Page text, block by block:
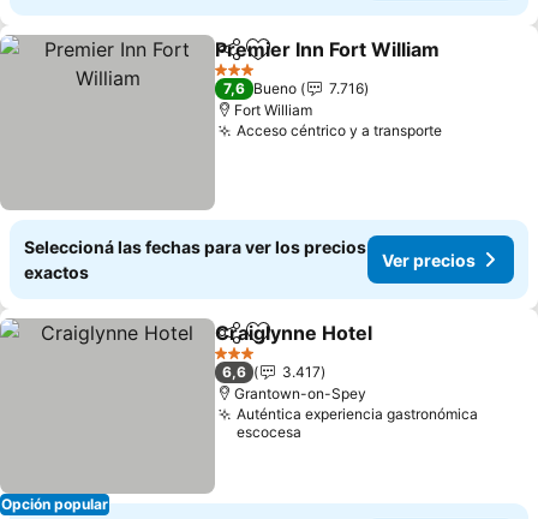
CompartirAñadir a favoritos
Premier Inn Fort William
3 Estrellas
7,6 Bueno
7.716
Fort William
Acceso céntrico y a transporte
Seleccioná las fechas para ver los precios
exactos
Ver precios
Opción popular
CompartirAñadir a favoritos
Craiglynne Hotel
3 Estrellas
6,6
3.417
Grantown-on-Spey
Auténtica experiencia gastronómica
escocesa